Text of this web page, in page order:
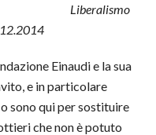
Liberalismo
Einaudi e la sua
e in particolare
sono qui per sostituire
che non è potuto